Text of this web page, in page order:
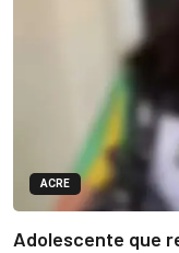
ACRE
Adolescente que